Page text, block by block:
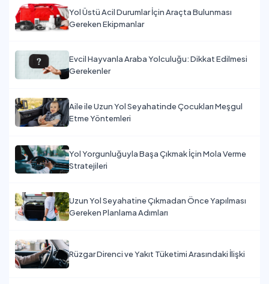
Yol Üstü Acil Durumlar İçin Araçta Bulunması
Gereken Ekipmanlar
Evcil Hayvanla Araba Yolculuğu: Dikkat Edilmesi
Gerekenler
Aile ile Uzun Yol Seyahatinde Çocukları Meşgul
Etme Yöntemleri
Yol Yorgunluğuyla Başa Çıkmak İçin Mola Verme
Stratejileri
Uzun Yol Seyahatine Çıkmadan Önce Yapılması
Gereken Planlama Adımları
Rüzgar Direnci ve Yakıt Tüketimi Arasındaki İlişki